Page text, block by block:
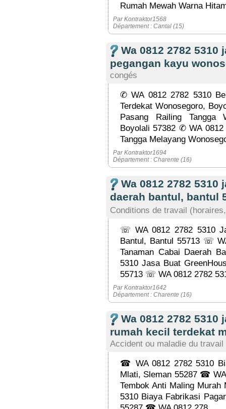
Rumah Mewah Warna
Par Kontraktor1568
Département : Cantal (15)
Wa 0812 2782
pegangan kayu
congés
✆ WA 0812 2782 5310
Terdekat Wonosegoro,
Pasang Railing Tangga
Boyolali 57382 ✆ WA
Tangga Melayang
Par Kontraktor1694
Département : Charente (16)
Wa 0812 2782
daerah bantul, bantul
Conditions de travail (horaires,
☏ WA 0812 2782 5310
Bantul, Bantul 55713 ☏
Tanaman Cabai Daerah
5310 Jasa Buat
55713 ☏ WA 0812 2782
Par Kontraktor1642
Département : Charente (16)
Wa 0812 2782
rumah kecil terdekat
Accident ou maladie du travail
☎ WA 0812 2782 5310
Mlati, Sleman 55287 ☎
Tembok Anti Maling
5310 Biaya Fabrikasi